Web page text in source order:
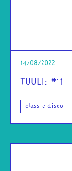
14/08/2022
TUULI: #11
classic disco